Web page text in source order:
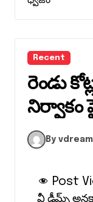
Recent
రెండు
నిర్వాకం
By
Post
వీ డ్రీమ్స్